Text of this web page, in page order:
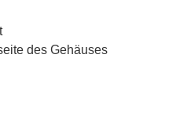
des Gehäuses